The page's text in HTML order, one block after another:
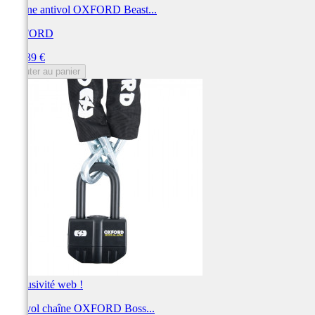
Chaîne antivol OXFORD Beast...
OXFORD
173,39 €
Ajouter au panier
Exclusivité web !
Antivol chaîne OXFORD Boss...